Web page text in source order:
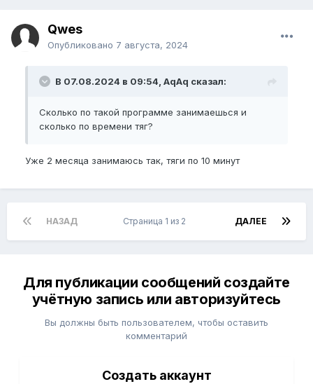
Qwes
Опубликовано 7 августа, 2024
В 07.08.2024 в 09:54, AqAq сказал:
Сколько по такой программе занимаешься и
сколько по времени тяг?
Уже 2 месяца занимаюсь так, тяги по 10 минут
НАЗАД ДАЛЕЕ
Страница 1 из 2
Для публикации сообщений создайте
учётную запись или авторизуйтесь
Вы должны быть пользователем, чтобы оставить
комментарий
Создать аккаунт